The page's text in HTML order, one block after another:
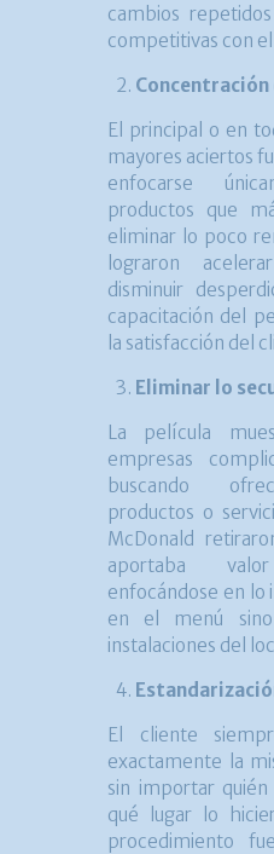
cambios
competitivas con
El principal o en
mayores aciertos
enfocarse
productos que
eliminar lo poco
lograron
disminuir
capacitación del
la satisfacción del
Eliminar lo
La película
empresas
buscando
productos o
McDonald
aportaba
enfocándose en
en el menú
instalaciones del
El cliente
exactamente la
sin importar
qué lugar lo
procedimiento